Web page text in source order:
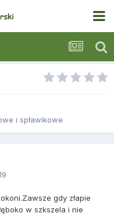
i spławikowe
gdy złapie
w szkszela i nie